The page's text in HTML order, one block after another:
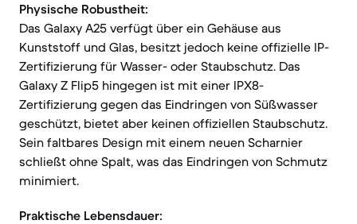
Physische Robustheit:
Das Galaxy A25 verfügt über ein Gehäuse aus
Kunststoff und Glas, besitzt jedoch keine offizielle IP-
Zertifizierung für Wasser- oder Staubschutz. Das
Galaxy Z Flip5 hingegen ist mit einer IPX8-
Zertifizierung gegen das Eindringen von Süßwasser
geschützt, bietet aber keinen offiziellen Staubschutz.
Sein faltbares Design mit einem neuen Scharnier
schließt ohne Spalt, was das Eindringen von Schmutz
minimiert.
Praktische Lebensdauer: